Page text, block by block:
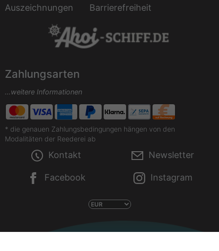
Auszeichnungen
Barrierefreiheit
Zahlungsarten
...weitere Informationen
* die genauen Zahlungsbedingungen hängen von den
Modalitäten der Reederei ab
Kontakt Newsletter
Facebook Instagram